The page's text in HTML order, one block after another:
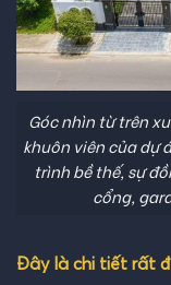
Góc nhìn từ trên
khuôn viên của dự
trình bề thế, sự
cổng,
Đây là chi tiết rất